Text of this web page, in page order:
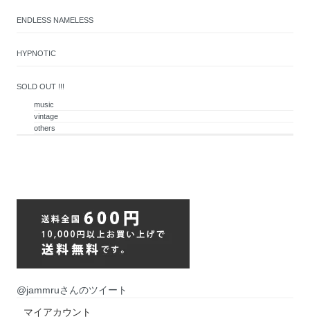
ENDLESS NAMELESS
HYPNOTIC
SOLD OUT !!!
music
vintage
others
@jammruさんのツイート
マイアカウント